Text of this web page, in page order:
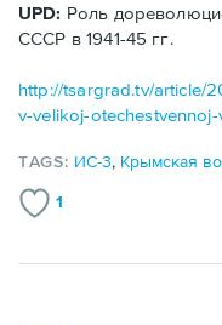
UPD: Роль
СССР в 1941-45 гг.
http://tsargrad.tv/article/
v-velikoj-otechestvennoj-
TAGS: ИС-3, Крымская
1